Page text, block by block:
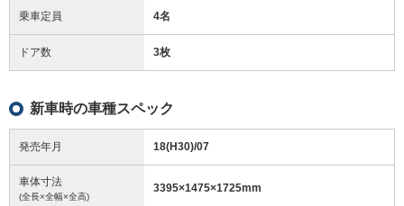
乗車定員 4名
ドア数 3枚
新車時の車種スペック
発売年月 18(H30)/07
車体寸法
(全長×全幅×全高)
3395×1475×1725mm